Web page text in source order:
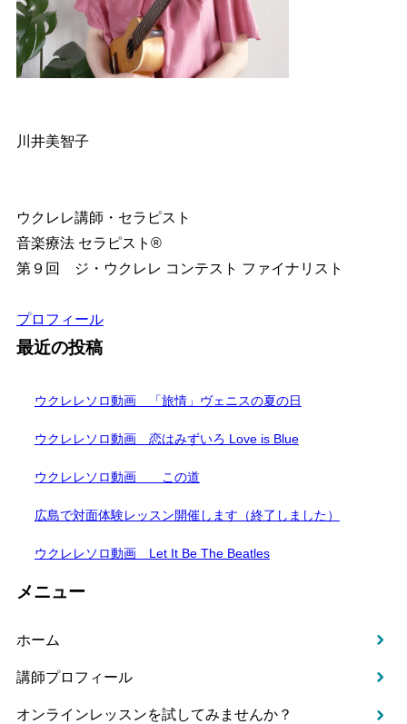
川井美智子
ウクレレ講師・セラピスト
音楽療法 セラピスト®︎
第９回 ジ・ウクレレ コンテスト ファイナリスト
プロフィール
最近の投稿
ウクレレソロ動画 「旅情」ヴェニスの夏の日
ウクレレソロ動画 恋はみずいろ Love is Blue
ウクレレソロ動画 この道
広島で対面体験レッスン開催します（終了しました）
ウクレレソロ動画 Let It Be The Beatles
メニュー
ホーム
講師プロフィール
オンラインレッスンを試してみませんか？